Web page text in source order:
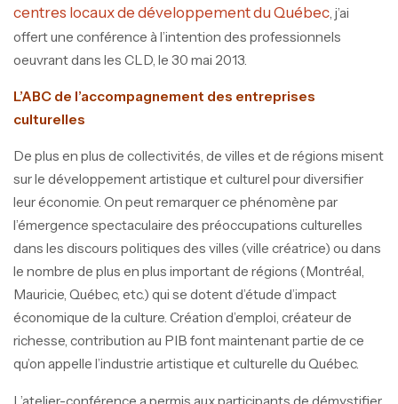
centres locaux de développement du Québec , j’ai
offert une conférence à l’intention des professionnels
oeuvrant dans les CLD, le 30 mai 2013.
L’ABC de l’accompagnement des entreprises
culturelles
De plus en plus de collectivités, de villes et de régions misent
sur le développement artistique et culturel pour diversifier
leur économie. On peut remarquer ce phénomène par
l’émergence spectaculaire des préoccupations culturelles
dans les discours politiques des villes (ville créatrice) ou dans
le nombre de plus en plus important de régions (Montréal,
Mauricie, Québec, etc.) qui se dotent d’étude d’impact
économique de la culture. Création d’emploi, créateur de
richesse, contribution au PIB font maintenant partie de ce
qu’on appelle l’industrie artistique et culturelle du Québec.
L’atelier-conférence a permis aux participants de démystifier